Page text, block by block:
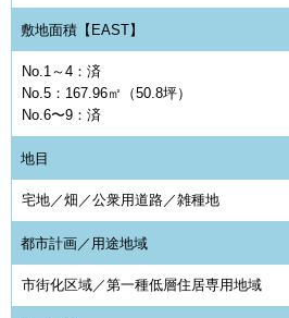
敷地面積【EAST】
No.1～4：済
No.5：167.96㎡（50.8坪）
No.6〜9：済
地目
宅地／畑／公衆用道路／雑種地
都市計画／用途地域
市街化区域／第一種低層住居専用地域